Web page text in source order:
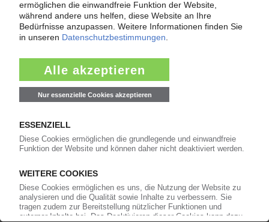
Jetzt kostenlos testen
anmelden!
Mehr zu ...
GVM Gesellschaft für
Verpackungsmarktforschung